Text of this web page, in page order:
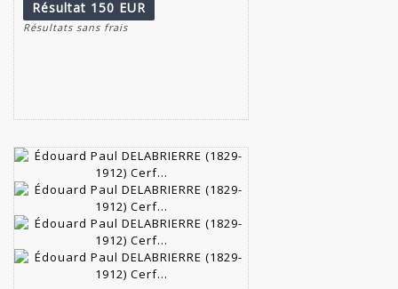
Résultat 150 EUR
Résultats sans frais